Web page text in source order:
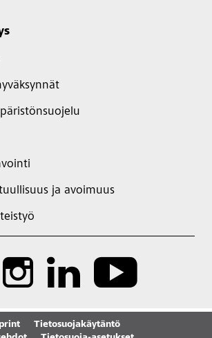
ja avoimuus
Tietosuojakäytäntö